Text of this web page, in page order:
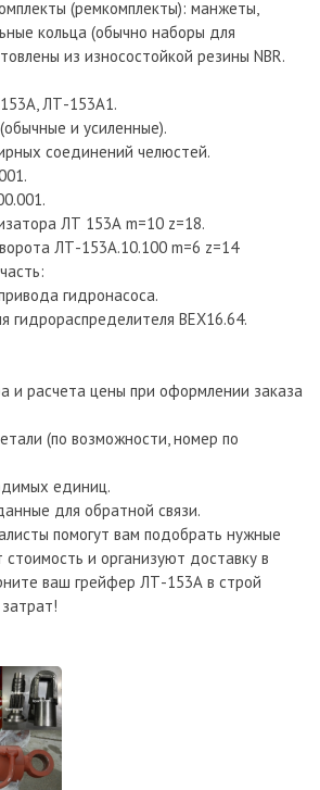
(ремкомплекты): манжеты,
кольца (обычно наборы для
из износостойкой резины NBR.
ЛТ-153А1.
и усиленные).
соединений челюстей.
ЛТ 153А m=10 z=18.
ЛТ-153А.10.100 m=6 z=14
гидронасоса.
гидрораспределителя ВЕХ16.64.
и расчета цены при оформлении заказа
(по возможности, номер по
единиц.
для обратной связи.
помогут вам подобрать нужные
стоимость и организуют доставку в
ваш грейфер ЛТ-153А в строй